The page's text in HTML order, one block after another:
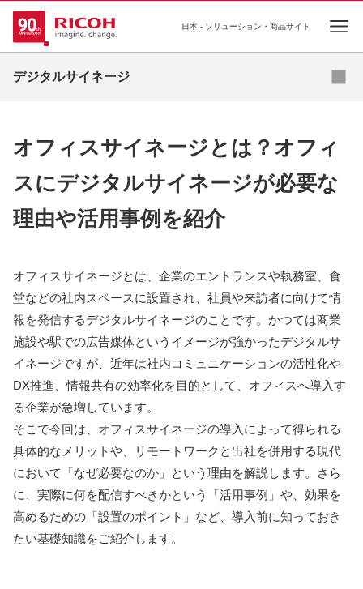
日本 - ソリューション・商品サイト
デジタルサイネージ
お役立ちコラム
業種・業態別ソリューション
活用シーン
商品・サービス一覧
オフィスサイネージとは？オフィ
スにデジタルサイネージが必要な
理由や活用事例を紹介
オフィスサイネージとは、企業のエントランスや執務室、食
堂などの社内スペースに設置され、社員や来訪者に向けて情
報を発信するデジタルサイネージのことです。かつては商業
施設や駅での広告媒体というイメージが強かったデジタルサ
イネージですが、近年は社内コミュニケーションの活性化や
DX推進、情報共有の効率化を目的として、オフィスへ導入す
る企業が急増しています。
そこで今回は、オフィスサイネージの導入によって得られる
具体的なメリットや、リモートワークと出社を併用する現代
において「なぜ必要なのか」という理由を解説します。さら
に、実際に何を配信すべきかという「活用事例」や、効果を
高めるための「設置のポイント」など、導入前に知っておき
たい基礎知識をご紹介します。